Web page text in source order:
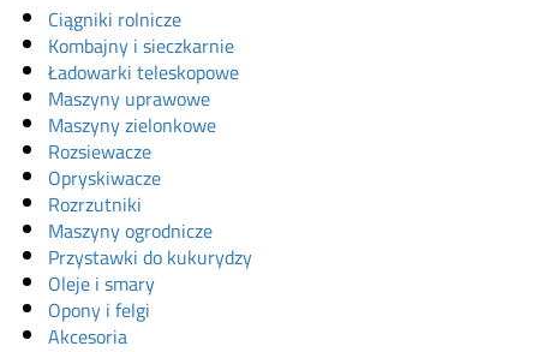
Ciągniki rolnicze
Kombajny i sieczkarnie
Ładowarki teleskopowe
Maszyny uprawowe
Maszyny zielonkowe
Rozsiewacze
Opryskiwacze
Rozrzutniki
Maszyny ogrodnicze
Przystawki do kukurydzy
Oleje i smary
Opony i felgi
Akcesoria